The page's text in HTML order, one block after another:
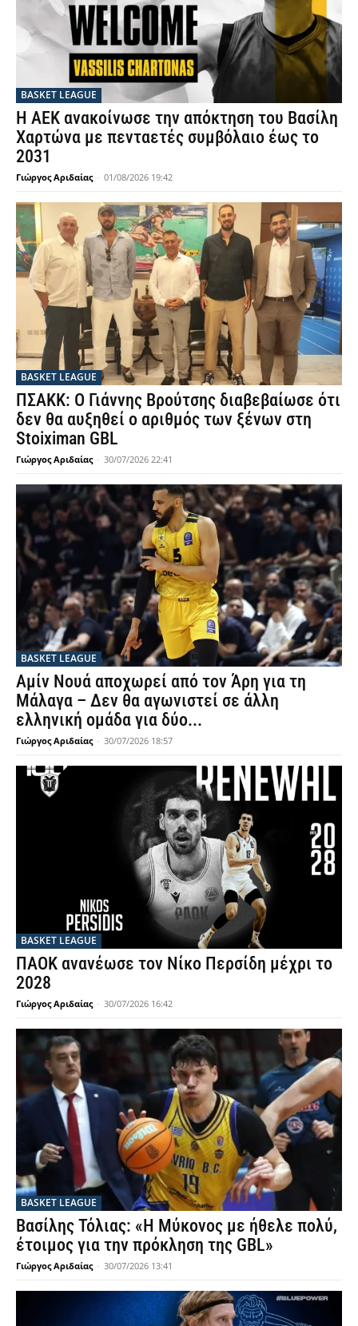
BASKET LEAGUE
Η ΑΕΚ ανακοίνωσε την απόκτηση του Βασίλη
Χαρτώνα με πενταετές συμβόλαιο έως το
2031
Γιώργος Αριδαίας - 01/08/2026 19:42
BASKET LEAGUE
ΠΣΑΚΚ: Ο Γιάννης Βρούτσης διαβεβαίωσε ότι
δεν θα αυξηθεί ο αριθμός των ξένων στη
Stoiximan GBL
Γιώργος Αριδαίας - 30/07/2026 22:41
BASKET LEAGUE
Αμίν Νουά αποχωρεί από τον Άρη για τη
Μάλαγα – Δεν θα αγωνιστεί σε άλλη
ελληνική ομάδα για δύο...
Γιώργος Αριδαίας - 30/07/2026 18:57
BASKET LEAGUE
ΠΑΟΚ ανανέωσε τον Νίκο Περσίδη μέχρι το
2028
Γιώργος Αριδαίας - 30/07/2026 16:42
BASKET LEAGUE
Βασίλης Τόλιας: «Η Μύκονος με ήθελε πολύ,
έτοιμος για την πρόκληση της GBL»
Γιώργος Αριδαίας - 30/07/2026 13:41